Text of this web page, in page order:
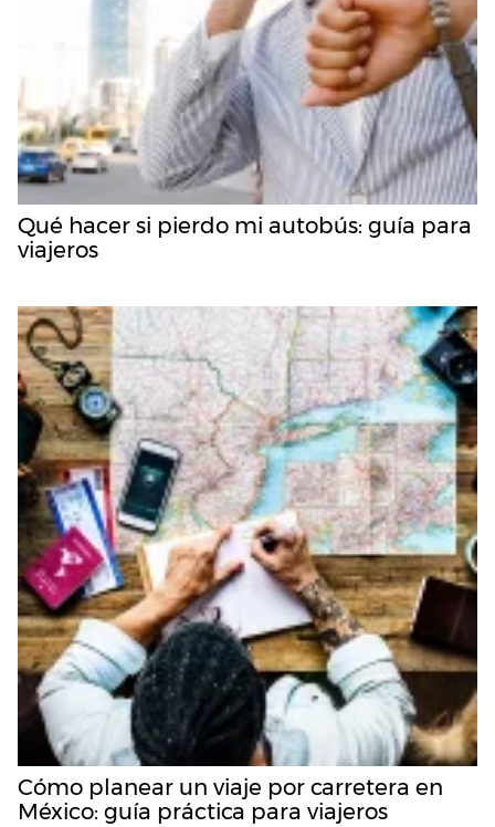
Qué hacer si pierdo mi autobús: guía para
viajeros
Cómo planear un viaje por carretera en
México: guía práctica para viajeros